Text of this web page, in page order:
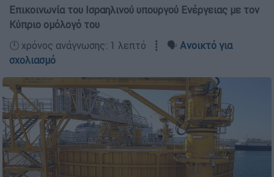
Επικοινωνία του Ισραηλινού υπουργού Ενέργειας με τον
Κύπριο ομόλογό του
🕛 χρόνος ανάγνωσης: 1 λεπτό ┋ 🗣️ Ανοικτό για
σχολιασμό